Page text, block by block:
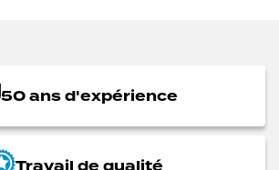
50 ans d'expérience